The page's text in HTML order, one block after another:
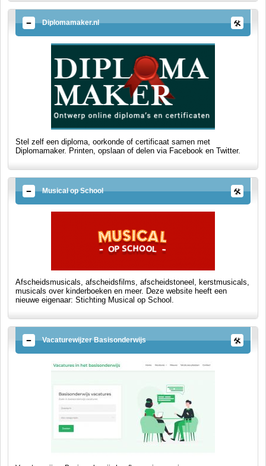
Diplomamaker.nl
Stel zelf een diploma, oorkonde of certificaat samen met
Diplomamaker. Printen, opslaan of delen via Facebook en Twitter.
Musical op School
Afscheidsmusicals, afscheidsfilms, afscheidstoneel, kerstmusicals,
musicals over kinderboeken en meer. Deze website heeft een
nieuwe eigenaar: Stichting Musical op School.
Vacaturewijzer Basisonderwijs